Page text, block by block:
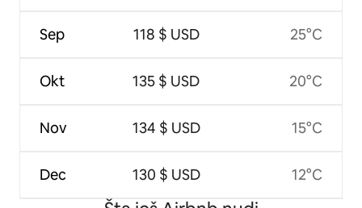
Sep
Okt
Nov
Dec
118 $ USD
135 $ USD
134 $ USD
130 $ USD
25°C
20°C
15°C
12°C